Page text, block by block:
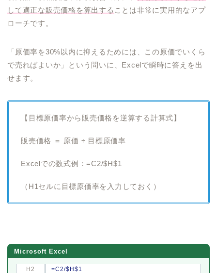
して適正な販売価格を算出する ことは非常に実用的なアプ
ローチです。
「原価率を30%以内に抑えるためには、この原価でいくら
で売ればよいか」という問いに、Excelで瞬時に答えを出
せます。
【目標原価率から販売価格を逆算する計算式】
販売価格 ＝ 原価 ÷ 目標原価率
Excelでの数式例：=C2/$H$1
（H1セルに目標原価率を入力しておく）
Microsoft Excel
H2 =C2/$H$1